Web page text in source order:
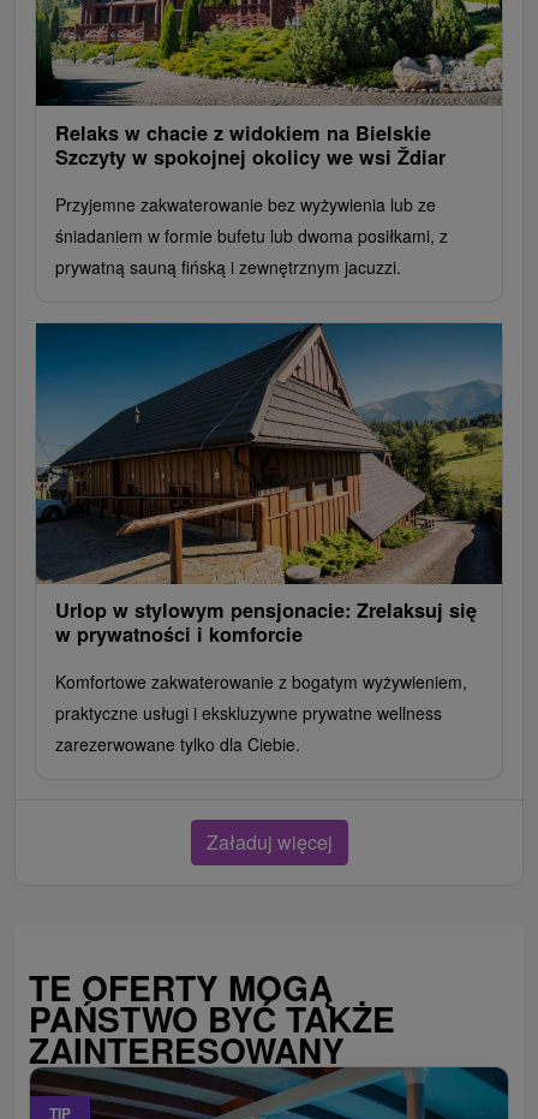
Relaks w chacie z widokiem na Bielskie
Szczyty w spokojnej okolicy we wsi Ždiar
Przyjemne zakwaterowanie bez wyżywienia lub ze
śniadaniem w formie bufetu lub dwoma posiłkami, z
prywatną sauną fińską i zewnętrznym jacuzzi.
Urlop w stylowym pensjonacie: Zrelaksuj się
w prywatności i komforcie
Komfortowe zakwaterowanie z bogatym wyżywieniem,
praktyczne usługi i ekskluzywne prywatne wellness
zarezerwowane tylko dla Ciebie.
Załaduj więcej
TE OFERTY MOGĄ
PAŃSTWO BYĆ TAKŻE
ZAINTERESOWANY
TIP